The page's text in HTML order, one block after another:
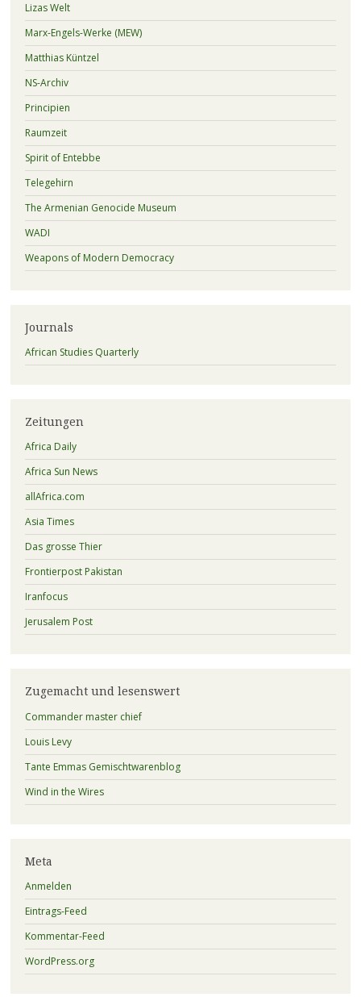
Lizas Welt
Marx-Engels-Werke (MEW)
Matthias Küntzel
NS-Archiv
Principien
Raumzeit
Spirit of Entebbe
Telegehirn
The Armenian Genocide Museum
WADI
Weapons of Modern Democracy
Journals
African Studies Quarterly
Zeitungen
Africa Daily
Africa Sun News
allAfrica.com
Asia Times
Das grosse Thier
Frontierpost Pakistan
Iranfocus
Jerusalem Post
Zugemacht und lesenswert
Commander master chief
Louis Levy
Tante Emmas Gemischtwarenblog
Wind in the Wires
Meta
Anmelden
Eintrags-Feed
Kommentar-Feed
WordPress.org